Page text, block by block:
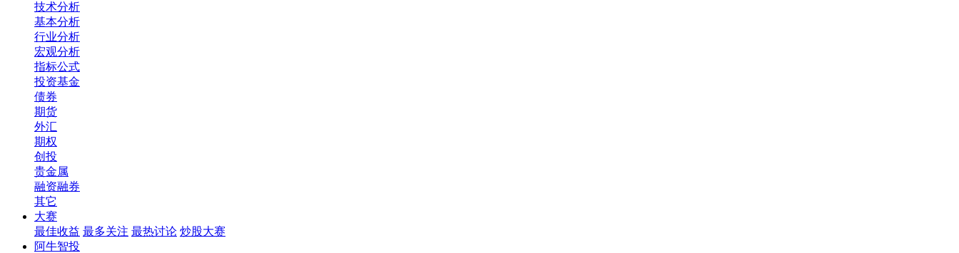
技术分析
基本分析
行业分析
宏观分析
指标公式
投资基金
债券
期货
外汇
期权
创投
贵金属
融资融券
其它
大赛
最佳收益 最多关注 最热讨论 炒股大赛
阿牛智投